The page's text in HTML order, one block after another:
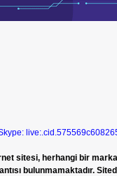
sitesi, herhangi bir
bulunmamaktadır.